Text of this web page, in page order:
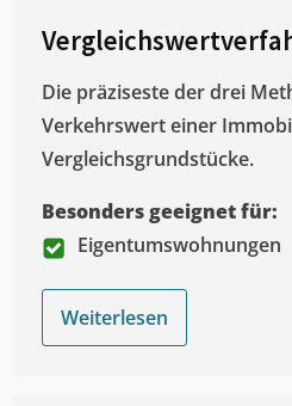
Die präziseste der drei
Verkehrswert einer
Vergleichsgrundstücke.
Besonders geeignet für:
Eigentumswohnungen
Weiterlesen